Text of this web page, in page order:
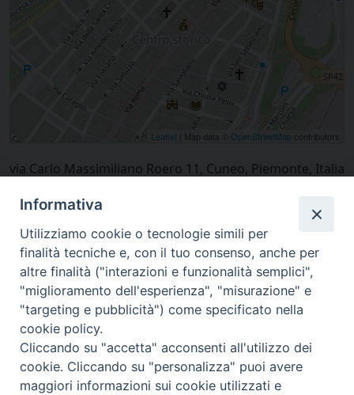
Leaflet | Map data © OpenStreetMap contributors
via Carlo Massimiliano Roero 11, Cuneo, Piemonte, Italia
via Amedeo Rossi, 28 - 12100 Cuneo
Informativa
Utilizziamo cookie o tecnologie simili per
finalità tecniche e, con il tuo consenso, anche per
altre finalità ("interazioni e funzionalità semplici",
"miglioramento dell'esperienza", "misurazione" e
"targeting e pubblicità") come specificato nella
cookie policy.
Cliccando su "accetta" acconsenti all'utilizzo dei
cookie. Cliccando su "personalizza" puoi avere
maggiori informazioni sui cookie utilizzati e